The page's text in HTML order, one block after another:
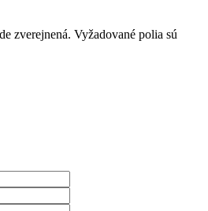
zverejnená. Vyžadované polia sú